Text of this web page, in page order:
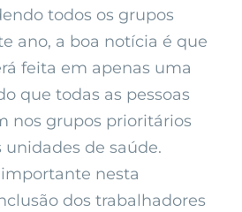
todos os grupos
ano, a boa notícia é que
feita em apenas uma
que todas as pessoas
nos grupos prioritários
de saúde.
nesta
dos trabalhadores